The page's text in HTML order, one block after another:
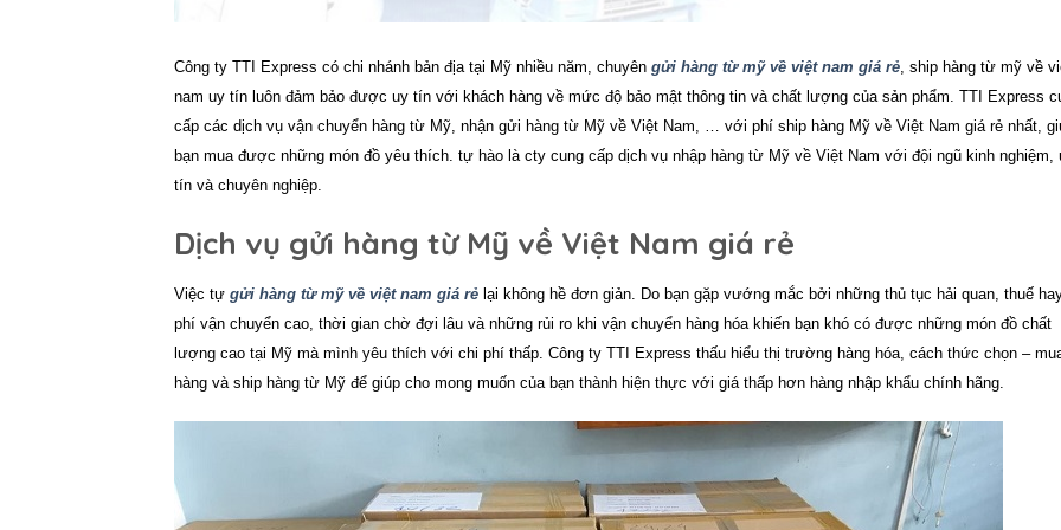
Công ty TTI Express có chi nhánh bản địa tại Mỹ nhiều năm, chuyên gửi hàng từ mỹ về việt nam giá rẻ, ship hàng từ mỹ về
nam uy tín luôn đảm bảo được uy tín với khách hàng về mức độ bảo mật thông tin và chất lượng của sản phẩm. TTI Express
cấp các dịch vụ vận chuyển hàng từ Mỹ, nhận gửi hàng từ Mỹ về Việt Nam, … với phí ship hàng Mỹ về Việt Nam giá rẻ nhất,
bạn mua được những món đồ yêu thích. tự hào là cty cung cấp dịch vụ nhập hàng từ Mỹ về Việt Nam với đội ngũ kinh nghiệm,
tín và chuyên nghiệp.
Dịch vụ gửi hàng từ Mỹ về Việt Nam giá rẻ
Việc tự gửi hàng từ mỹ về việt nam giá rẻ lại không hề đơn giản. Do bạn gặp vướng mắc bởi những thủ tục hải quan, thuế
phí vận chuyển cao, thời gian chờ đợi lâu và những rủi ro khi vận chuyển hàng hóa khiến bạn khó có được những món đồ chất
lượng cao tại Mỹ mà mình yêu thích với chi phí thấp. Công ty TTI Express thấu hiểu thị trường hàng hóa, cách thức chọn –
hàng và ship hàng từ Mỹ để giúp cho mong muốn của bạn thành hiện thực với giá thấp hơn hàng nhập khẩu chính hãng.